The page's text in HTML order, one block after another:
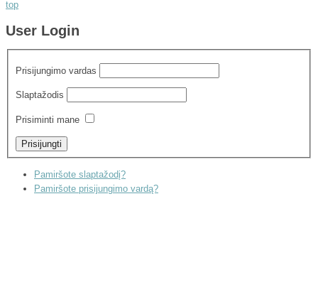
top
User Login
Prisijungimo vardas
Slaptažodis
Prisiminti mane
Pamiršote slaptažodį?
Pamiršote prisijungimo vardą?